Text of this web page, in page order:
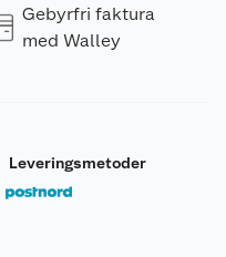
Gebyrfri faktura
med Walley
Leveringsmetoder